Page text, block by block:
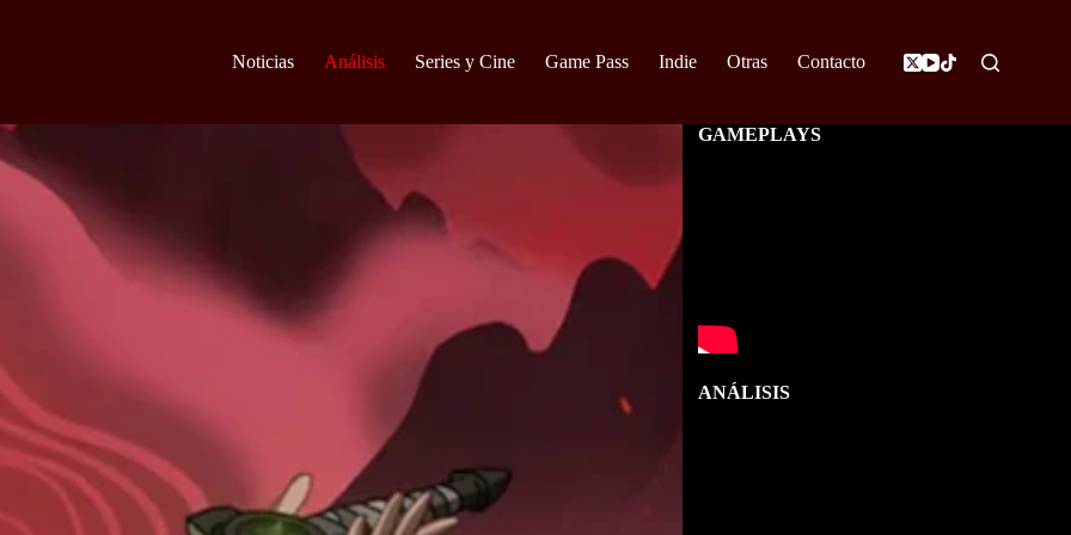
Noticias Análisis Series y Cine Game Pass Indie Otras Contacto
GAMEPLAYS
ANÁLISIS